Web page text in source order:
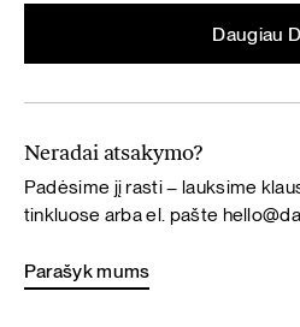
Daugiau
Neradai atsakymo?
Padėsime jį rasti – lauksime
tinkluose arba el. pašte
Parašyk mums